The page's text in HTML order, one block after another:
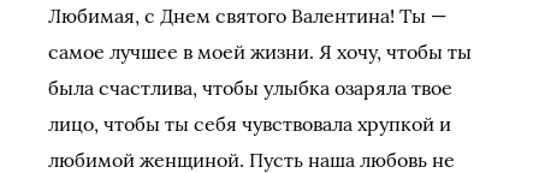
Любимая, с Днем святого Валентина! Ты —
самое лучшее в моей жизни. Я хочу, чтобы ты
была счастлива, чтобы улыбка озаряла твое
лицо, чтобы ты себя чувствовала хрупкой и
любимой женщиной. Пусть наша любовь не